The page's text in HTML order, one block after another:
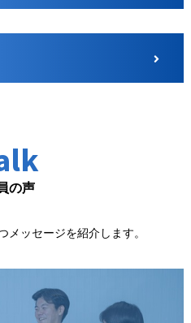
の声
メッセージを紹介します。